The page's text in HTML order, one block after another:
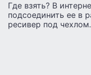
Где взять? В
подсоединить ее в
ресивер под чехлом.